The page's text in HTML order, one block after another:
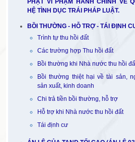
PHẠT VI PHẠM HÀNH CHÍNH VỀ
HỆ TÌNH DỤC TRÁI PHÁP LUẬT.
BỒI THƯỜNG - HỖ TRỢ - TÁI ĐỊNH
Trình tự thu hồi đất
Các trường hợp Thu hồi đất
Bồi thường khi Nhà nước thu hồi
Bồi thường thiệt hại về tài sản,
sản xuất, kinh doanh
Chi trả tiền bồi thường, hỗ trợ
Hỗ trợ khi Nhà nước thu hồi đất
Tái định cư